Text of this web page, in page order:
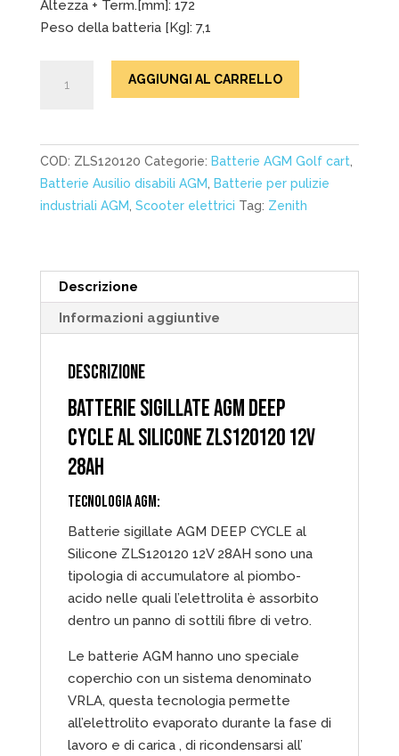
Altezza + Term.[mm]: 172
Peso della batteria [Kg]: 7,1
sigillate
CYCLE
al
Silicone
28AH
quantità
AGGIUNGI AL CARRELLO
COD: ZLS120120 Categorie: Batterie AGM Golf cart,
Batterie Ausilio disabili AGM, Batterie per pulizie
industriali AGM, Scooter elettrici Tag: Zenith
Descrizione
Informazioni aggiuntive
DESCRIZIONE
BATTERIE SIGILLATE AGM DEEP
CYCLE AL SILICONE ZLS120120 12V
28AH
TECNOLOGIA AGM:
Batterie sigillate AGM DEEP CYCLE al
Silicone ZLS120120 12V 28AH sono una
tipologia di accumulatore al piombo-
acido nelle quali l’elettrolita è assorbito
dentro un panno di sottili fibre di vetro.
Le batterie AGM hanno uno speciale
coperchio con un sistema denominato
VRLA, questa tecnologia permette
all’elettrolito evaporato durante la fase di
lavoro e di carica , di ricondensarsi all’